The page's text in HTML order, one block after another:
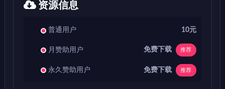
资源信息
普通用户 10元
月赞助用户 免费下载 推荐
永久赞助用户 免费下载 推荐